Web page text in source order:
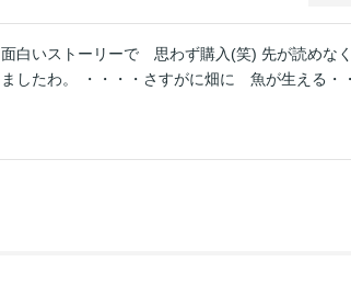
面白いストーリーで 思わず購入(笑) 先が読めなくて ワクワクしながら読み進め
ましたわ。 ・・・・さすがに畑に 魚が生